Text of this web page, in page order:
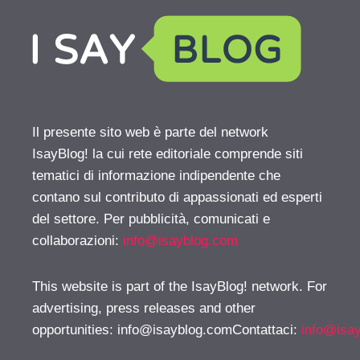
Il presente sito web è parte del network
IsayBlog! la cui rete editoriale comprende siti
tematici di informazione indipendente che
contano sul contributo di appassionati ed esperti
del settore. Per pubblicità, comunicati e
collaborazioni: info@isayblog.com
This website is part of the IsayBlog! network. For
advertising, press releases and other
opportunities: info@isayblog.comContattaci: